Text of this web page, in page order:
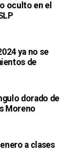
oculto en el
ya no se
de
dorado de
Moreno
a clases